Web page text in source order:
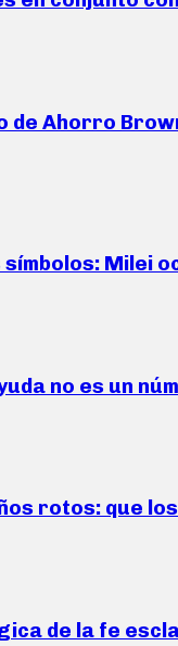
de Ahorro
Milei
no es un
rotos: que
de la fe